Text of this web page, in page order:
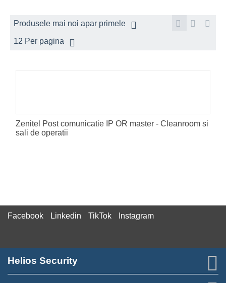
Produsele mai noi apar primele
12 Per pagina
Zenitel Post comunicatie IP OR master - Cleanroom si
sali de operatii
Facebook Linkedin TikTok Instagram
Helios Security